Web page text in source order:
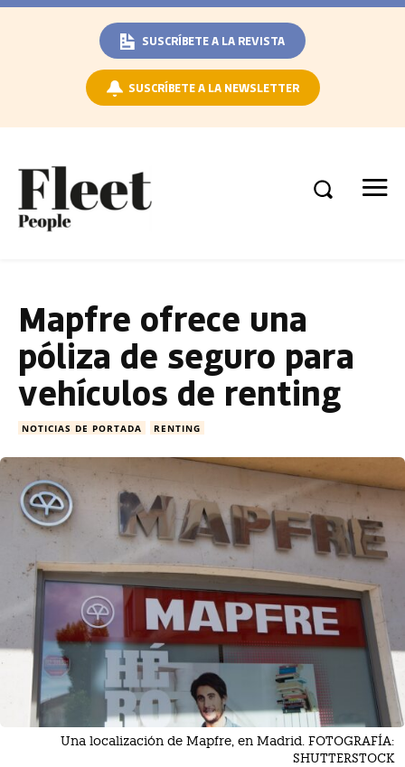
SUSCRÍBETE A LA REVISTA
SUSCRÍBETE A LA NEWSLETTER
Mapfre ofrece una
póliza de seguro para
vehículos de renting
NOTICIAS DE PORTADA RENTING
Una localización de Mapfre, en Madrid. FOTOGRAFÍA:
SHUTTERSTOCK